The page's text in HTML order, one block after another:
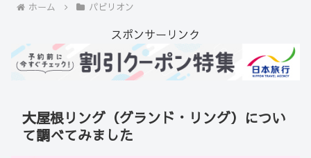
ホーム パビリオン
スポンサーリンク
大屋根リング（グランド・リング）につい
て調べてみました